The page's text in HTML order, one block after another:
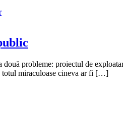
probleme: proiectul de
totul miraculoase cineva ar fi […]